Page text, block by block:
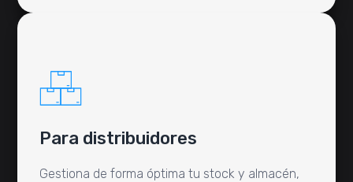
Para distribuidores
Gestiona de forma óptima tu stock y almacén,